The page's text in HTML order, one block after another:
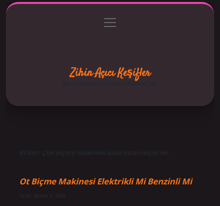
Gizlilik Politikası
menüyü
aç
Zihin Açıcı Keşifler
Merak uyandıran bilgilerle dünyaya bak!
Etiket: Çim biçme makinesi uzun otları biçer mi
Ot Biçme Makinesi Elektrikli Mi Benzinli Mi